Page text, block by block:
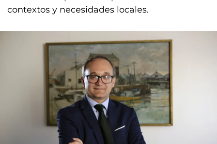
contextos y necesidades locales.